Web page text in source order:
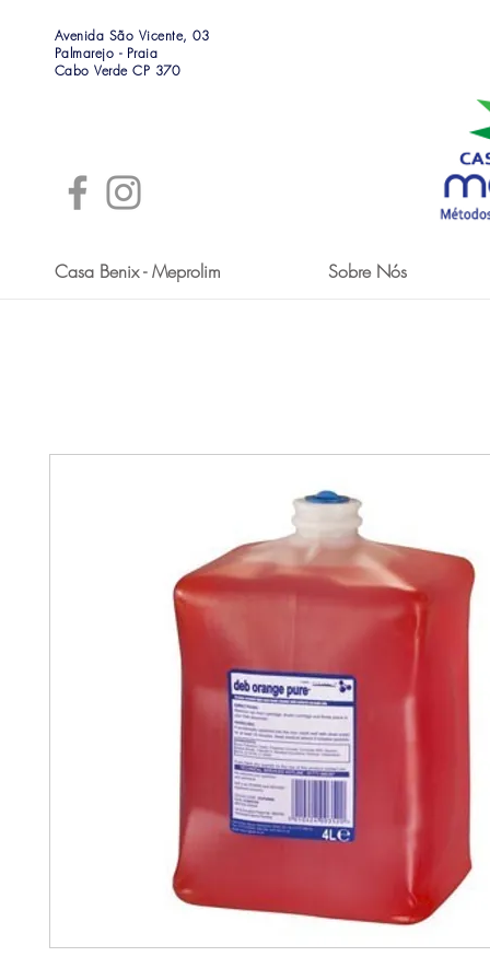
Avenida São Vicente, 03
Palmarejo - Praia
Cabo Verde CP 370
Casa Benix - Meprolim Sobre Nós